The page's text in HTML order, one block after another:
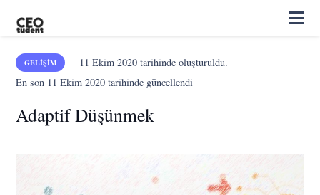
GELIŞIM 11 Ekim 2020tarihinde oluşturuldu.
En son 11 Ekim 2020 tarihinde güncellendi
Adaptif Düşünmek